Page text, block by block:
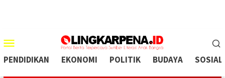
Mobile
PENDIDIKAN EKONOMI POLITIK BUDAYA SOSIAL